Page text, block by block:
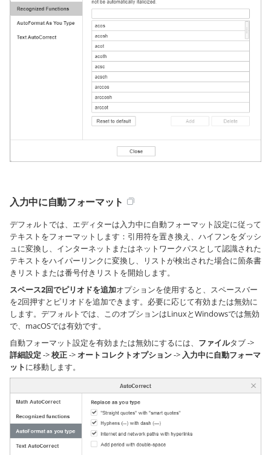
入力中に自動フォーマット
デフォルトでは、エディターは入力中に自動フォーマット設定に従って
テキストをフォーマットします：引用符を置き換え、ハイフンをダッシ
ュに変換し、インターネットまたはネットワークパスとして認識された
テキストをハイパーリンクに変換し、リストが検出された場合に箇条書
きリストまたは番号付きリストを開始します。
スペース2回でピリオドを追加オプションを使用すると、スペースバー
を2回押すとピリオドを追加できます。必要に応じて有効または無効に
します。デフォルトでは、このオプションはLinuxとWindowsでは無効
で、macOSでは有効です。
自動フォーマット設定を有効または無効にするには、 ファイルタブ ->
詳細設定 ->校正->オートコレクトオプション-> 入力中に自動フォーマ
ットに移動します。